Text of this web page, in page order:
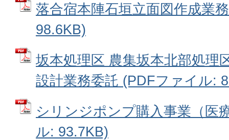
落合宿本陣石垣立面図作成業
98.6KB)
坂本処理区 農集坂本北部処理
設計業務委託 (PDFファイル:
シリンジポンプ購入事業（医
ル: 93.7KB)